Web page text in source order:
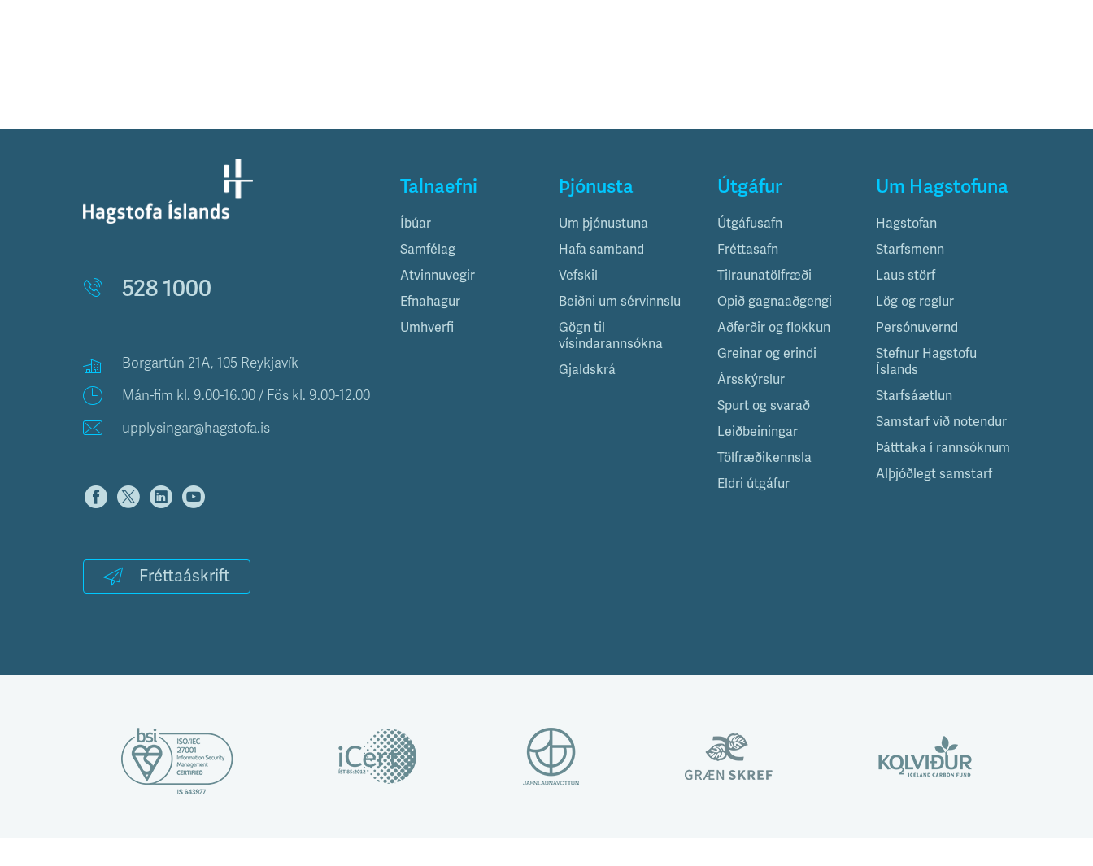
528 1000
Borgartún 21A, 105 Reykjavík
Mán-fim kl. 9.00-16.00 / Fös kl. 9.00-12.00
upplysingar@hagstofa.is
Fréttaáskrift
Talnaefni
Íbúar
Samfélag
Atvinnuvegir
Efnahagur
Umhverfi
Þjónusta
Um þjónustuna
Hafa samband
Vefskil
Beiðni um sérvinnslu
Gögn til
vísindarannsókna
Gjaldskrá
Útgáfur
Útgáfusafn
Fréttasafn
Tilraunatölfræði
Opið gagnaaðgengi
Aðferðir og flokkun
Greinar og erindi
Ársskýrslur
Spurt og svarað
Leiðbeiningar
Tölfræðikennsla
Eldri útgáfur
Um Hagstofuna
Hagstofan
Starfsmenn
Laus störf
Lög og reglur
Persónuvernd
Stefnur Hagstofu
Íslands
Starfsáætlun
Samstarf við notendur
Þátttaka í rannsóknum
Alþjóðlegt samstarf